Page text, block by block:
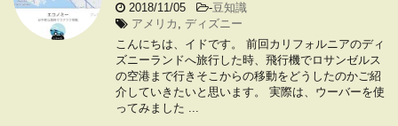
2018/11/05 -豆知識
アメリカ , ディズニー
こんにちは、イドです。 前回カリフォルニアのディ
ズニーランドへ旅行した時、飛行機でロサンゼルス
の空港まで行きそこからの移動をどうしたのかご紹
介していきたいと思います。 実際は、ウーバーを使
ってみました ...